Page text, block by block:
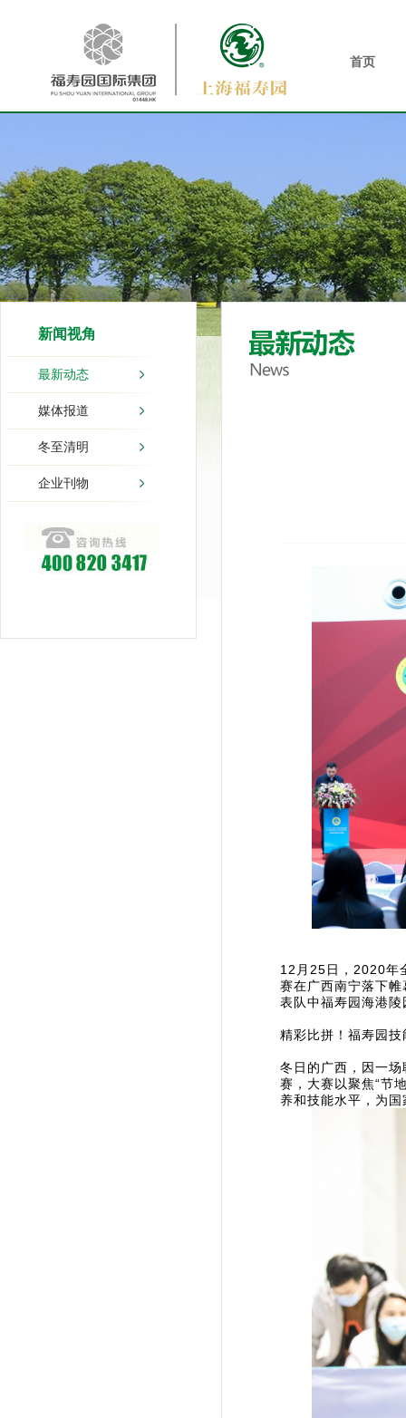
首页
新闻视角
最新动态
媒体报道
冬至清明
企业刊物
12月25日，2020年
赛在广西南宁落下
表队中福寿园海港
精彩比拼！福寿园技
冬日的广西，因一
赛，大赛以聚焦“节
养和技能水平，为